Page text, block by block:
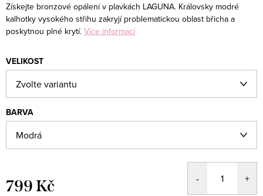
Získejte bronzové opálení v plavkách LAGUNA. Královsky modré
kalhotky vysokého střihu zakryjí problematickou oblast břicha a
poskytnou plné krytí. Více informací
VELIKOST
BARVA
799 Kč